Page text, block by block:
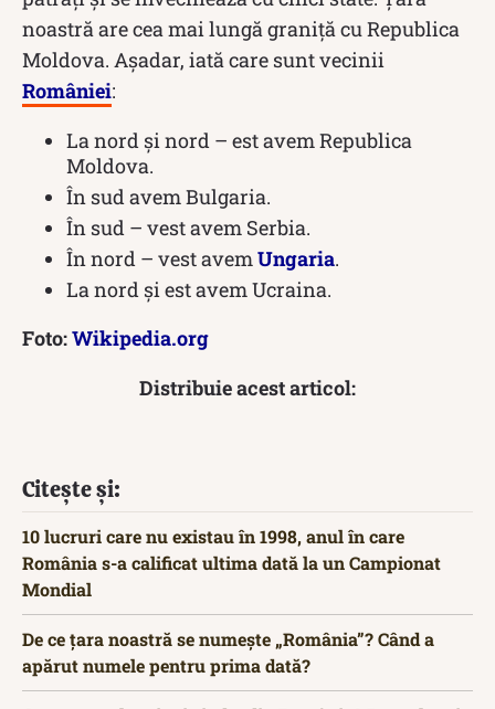
noastră are cea mai lungă graniță cu Republica
Moldova. Așadar, iată care sunt vecinii
României:
La nord și nord – est avem Republica
Moldova.
În sud avem Bulgaria.
În sud – vest avem Serbia.
În nord – vest avemUngaria.
La nord și est avem Ucraina.
Foto:Wikipedia.org
Distribuie acest articol:
Citește și:
10 lucruri care nu existau în 1998, anul în care
România s-a calificat ultima dată la un Campionat
Mondial
De ce țara noastră se numește „România”? Când a
apărut numele pentru prima dată?